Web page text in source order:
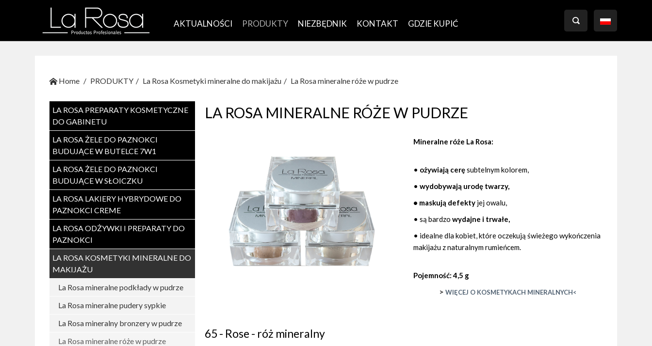
AKTUALNOŚCI PRODUKTY NIEZBĘDNIK KONTAKT GDZIE KUPIĆ 
Home PRODUKTY La Rosa Kosmetyki mineralne do makijażu La Rosa mineralne róże w pudrze
LA ROSA MINERALNE RÓŻE W PUDRZE
Mineralne róże La Rosa:
• ożywiają ceręsubtelnym kolorem,
• wydobywają urodę twarzy,
• maskują defekty jej owalu,
• są bardzo wydajne i trwałe,
• idealne dla kobiet, które oczekują świeżego wykończenia
makijażu z naturalnym rumieńcem.
Pojemność: 4,5 g
> WIĘCEJ O KOSMETYKACH MINERALNYCH<
65 - Rose - róż mineralny
LA ROSA PREPARATY KOSMETYCZNE
DO GABINETU
LA ROSA ŻELE DO PAZNOKCI
BUDUJĄCE W BUTELCE 7W1
LA ROSA ŻELE DO PAZNOKCI
BUDUJĄCE W SŁOICZKU
LA ROSA LAKIERY HYBRYDOWE DO
PAZNOKCI CREME
LA ROSA ODŻYWKI I PREPARATY DO
PAZNOKCI
LA ROSA KOSMETYKI MINERALNE DO
MAKIJAŻU
La Rosa mineralne podkłady w pudrze
La Rosa mineralne pudery sypkie
La Rosa mineralny bronzery w pudrze
La Rosa mineralne róże w pudrze